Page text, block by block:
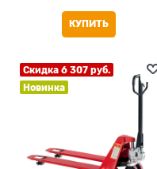
КУПИТЬ
Скидка 6 307 руб.
Новинка